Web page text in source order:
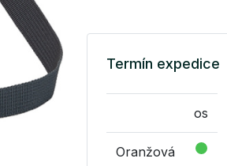
Termín expedice
os
Oranžová